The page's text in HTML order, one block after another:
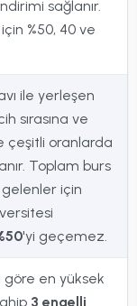
sağlanır.
%50, 40 ve
ile yerleşen
sırasına ve
çeşitli oranlarda
Toplam burs
gelenler için
'yi geçemez.
göre en yüksek
3 engelli